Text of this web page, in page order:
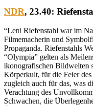
NDR, 23.40:
“Leni Riefenstahl war im
Filmemacherin und
Propaganda. Riefenstahls
“Olympia” gelten als
ikonografischen Bildwelten
Körperkult, für die Feier
zugleich auch für das, was
Verachtung des
Schwachen, die